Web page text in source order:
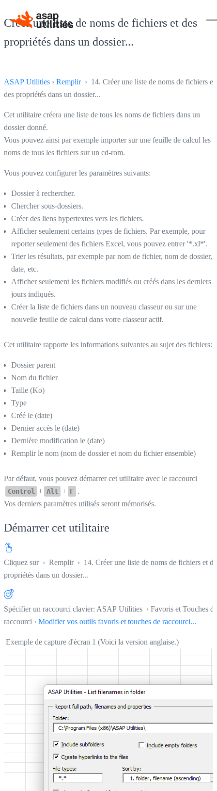
Créer une liste de noms de fichiers et des
propriétés dans un dossier...
ASAP Utilities › Remplir› 14. Créer une liste de noms de fichiers et
des propriétés dans un dossier...
Cet utilitaire créera une liste de tous les noms de fichiers dans un
dossier donné.
Vous pouvez ainsi par exemple importer sur une feuille de calcul les
noms de tous les fichiers sur un cd-rom.
Vous pouvez configurer les paramètres suivants:
Dossier à rechercher.
Chercher sous-dossiers.
Créer des liens hypertextes vers les fichiers.
Afficher seulement certains types de fichiers. Par exemple, pour
reporter seulement des fichiers Excel, vous pouvez entrer '*.xl*'.
Trier les résultats, par exemple par nom de fichier, nom de dossier,
date, etc.
Afficher seulement les fichiers modifiés ou créés dans les derniers
jours indiqués.
Créer la liste de fichiers dans un nouveau classeur ou sur une
nouvelle feuille de calcul dans votre classeur actif.
Cet utilitaire rapporte les informations suivantes au sujet des fichiers:
Dossier parent
Nom du fichier
Taille (Ko)
Type
Créé le (date)
Dernier accès le (date)
Dernière modification le (date)
Remplir le nom (nom de dossier et nom du fichier ensemble)
Par défaut, vous pouvez démarrer cet utilitaire avec le raccourci
Control + Alt + F .
Vos derniers paramètres utilisés seront mémorisés.
Démarrer cet utilitaire
Cliquez sur › Remplir› 14. Créer une liste de noms de fichiers et
propriétés dans un dossier...
Spécifier un raccourci clavier: ASAP Utilities › Favoris et Touches de
raccourci › Modifier vos outils favoris et touches de raccourci...
Exemple de capture d'écran 1 (Voici la version anglaise.)